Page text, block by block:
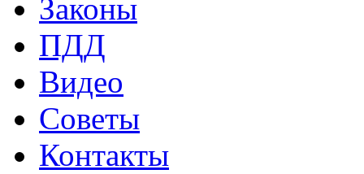
Законы
ПДД
Видео
Советы
Контакты